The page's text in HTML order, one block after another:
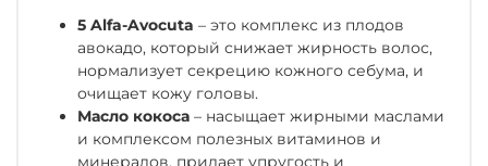
5 Alfa-Avocuta – это комплекс из плодов
авокадо, который снижает жирность волос,
нормализует секрецию кожного себума, и
очищает кожу головы.
Масло кокоса – насыщает жирными маслами
и комплексом полезных витаминов и
минералов, придает упругость и